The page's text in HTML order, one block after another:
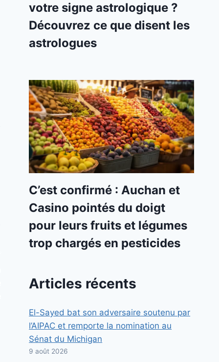
votre signe astrologique ?
Découvrez ce que disent les
astrologues
C’est confirmé : Auchan et
Casino pointés du doigt
pour leurs fruits et légumes
trop chargés en pesticides
Articles récents
El-Sayed bat son adversaire soutenu par
l’AIPAC et remporte la nomination au
Sénat du Michigan
9 août 2026